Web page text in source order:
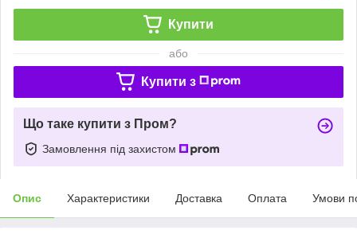
Купити
або
Купити з
Що таке купити з Пром?
Замовлення під захистом
Опис Характеристики Доставка Оплата Умови